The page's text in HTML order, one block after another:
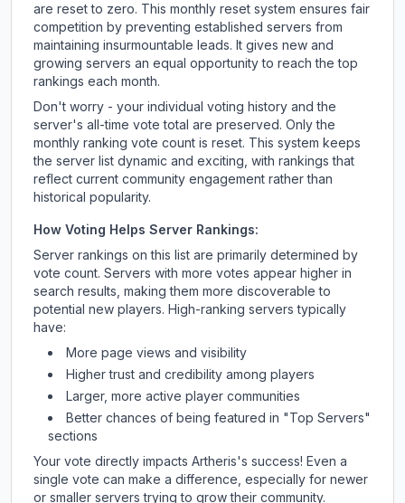
are reset to zero. This monthly reset system ensures fair
competition by preventing established servers from
maintaining insurmountable leads. It gives new and
growing servers an equal opportunity to reach the top
rankings each month.
Don't worry - your individual voting history and the
server's all-time vote total are preserved. Only the
monthly ranking vote count is reset. This system keeps
the server list dynamic and exciting, with rankings that
reflect current community engagement rather than
historical popularity.
How Voting Helps Server Rankings:
Server rankings on this list are primarily determined by
vote count. Servers with more votes appear higher in
search results, making them more discoverable to
potential new players. High-ranking servers typically
have:
More page views and visibility
Higher trust and credibility among players
Larger, more active player communities
Better chances of being featured in "Top Servers"
sections
Your vote directly impacts Artheris's success! Even a
single vote can make a difference, especially for newer
or smaller servers trying to grow their community.